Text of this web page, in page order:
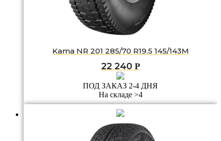
Kama NR 201 285/70 R19.5 145/143M
22 240 Р
ПОД ЗАКАЗ 2-4 ДНЯ
На складе >4